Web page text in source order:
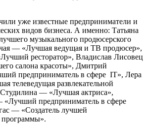
уже известные предприниматели и
видов бизнеса. А именно: Татьяна
музыкального продюсерского
— «Лучшая ведущая и ТВ продюсер»,
ресторатор», Владислав Лисовец
салона красоты», Дмитрий
предприниматель в сфере IT», Лера
телеведущая развлекательной
— «Лучшая актриса»,
предприниматель в сфере
— «Создатель лучшей